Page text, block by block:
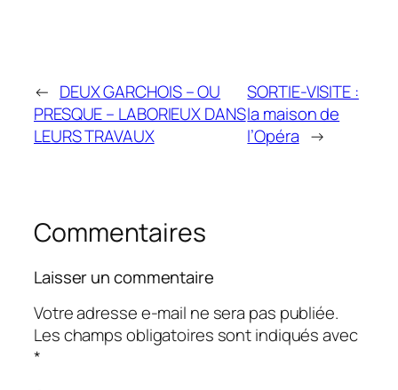
← DEUX GARCHOIS – OU
PRESQUE – LABORIEUX DANS
LEURS TRAVAUX
SORTIE-VISITE :
la maison de
l’Opéra →
Commentaires
Laisser un commentaire
Votre adresse e-mail ne sera pas publiée.
Les champs obligatoires sont indiqués avec
*